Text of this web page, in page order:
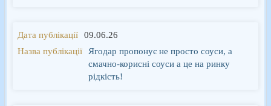
09.06.26
Ягодар пропонує не просто соуси, а
смачно-корисні соуси а це на ринку
рідкість!